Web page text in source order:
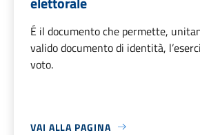
É il documento che permette,
valido documento di identità,
voto.
VAI ALLA PAGINA